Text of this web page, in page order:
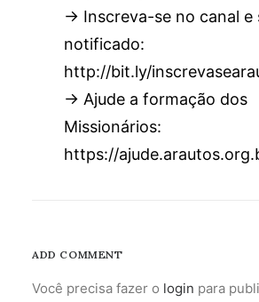
→ Inscreva-se no canal e
notificado:
http://bit.ly/
→ Ajude a formação dos
Missionários:
https://
ADD COMMENT
Você precisa fazer o login para